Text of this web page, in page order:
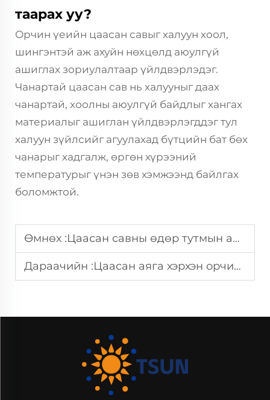
таарах уу?
Орчин үеийн цаасан савыг халуун хоол,
шингэнтэй аж ахуйн нөхцөлд аюулгүй
ашиглах зориулалтаар үйлдвэрлэдэг.
Чанартай цаасан сав нь халууныг даах
чанартай, хоолны аюулгүй байдлыг хангах
материалыг ашиглан үйлдвэрлэгддэг тул
халуун зүйлсийг агуулахад бүтцийн бат бөх
чанарыг хадгалж, өргөн хүрээний
температурыг үнэн зөв хэмжээнд байлгах
боломжтой.
Өмнөх :Цаасан савны өдөр тутмын амьдрал дахь шинэ хэрэглээ
Дараачийн :Цаасан аяга хэрхэн орчин тойрны нөлөөллийг бууруулдаг вэ